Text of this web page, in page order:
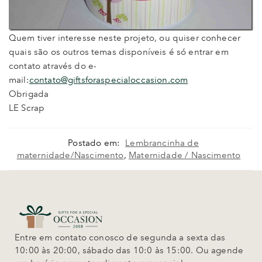
Quem tiver interesse neste projeto, ou quiser conhecer
quais são os outros temas disponíveis é só entrar em
contato através do e-
mail:contato@giftsforaspecialoccasion.com
Obrigada
LE Scrap
Postado em:
Lembrancinha de
maternidade/Nascimento, Maternidade / Nascimento
Entre em contato conosco de segunda a sexta das
10:00 às 20:00, sábado das 10:0 às 15:00. Ou agende